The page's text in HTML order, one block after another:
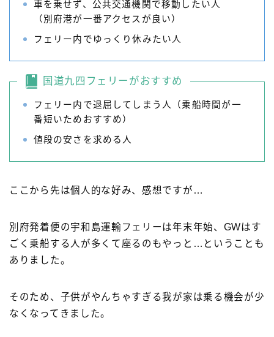
車を乗せず、公共交通機関で移動したい人
（別府港が一番アクセスが良い）
フェリー内でゆっくり休みたい人
国道九四フェリーがおすすめ
フェリー内で退屈してしまう人（乗船時間が一
番短いためおすすめ）
値段の安さを求める人
ここから先は個人的な好み、感想ですが…
別府発着便の宇和島運輸フェリーは年末年始、GWはす
ごく乗船する人が多くて座るのもやっと…ということも
ありました。
そのため、子供がやんちゃすぎる我が家は乗る機会が少
なくなってきました。